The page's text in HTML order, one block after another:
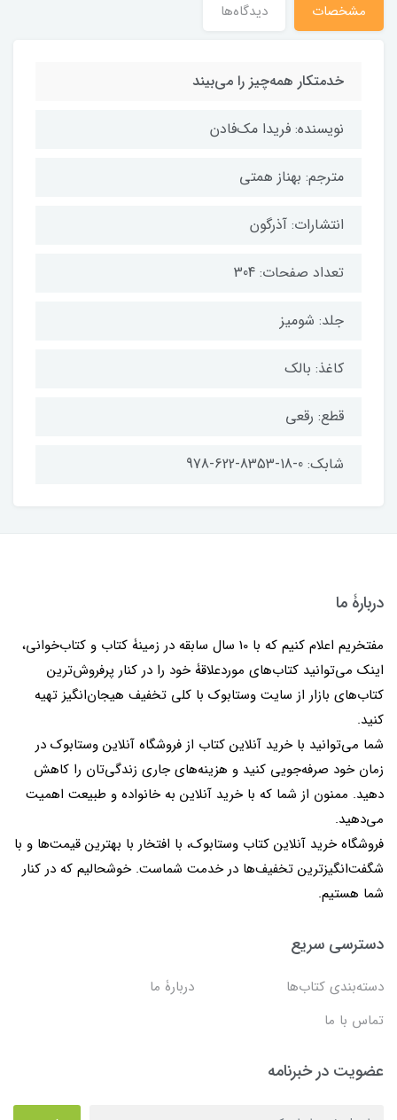
مشخصات دیدگاه‌ها
خدمتکار همه‌چیز را می‌بیند
نویسنده: فریدا مک‌فادن
مترجم: بهناز همتی
انتشارات: آذرگون
تعداد صفحات: 304
جلد: شومیز
کاغذ: بالک
قطع: رقعی
شابک: 0-18-8353-622-978
دربارۀ ما
مفتخریم اعلام کنیم که با 10 سال سابقه در زمینۀ کتاب و کتاب‌خوانی،
اینک می‌توانید کتاب‌های موردعلاقۀ خود را در کنار پرفروش‌ترین
کتاب‌های بازار از سایت وستابوک با کلی تخفیف هیجان‌انگیز تهیه
کنید.
شما می‌توانید با خرید آنلاین کتاب از فروشگاه آنلاین وستابوک در
زمان خود صرفه‌جویی کنید و هزینه‌های جاری زندگی‌تان را کاهش
دهید. ممنون از شما که با خرید آنلاین به خانواده و طبیعت اهمیت
می‌دهید.
فروشگاه خرید آنلاین کتاب وستابوک، با افتخار با بهترین قیمت‌ها و با
شگفت‌انگیزترین تخفیف‌ها در خدمت شماست. خوشحالیم که در کنار
شما هستیم.
دسترسی سریع
دسته‌بندی کتاب‌ها
دربارۀ ما
تماس با ما
عضویت در خبرنامه